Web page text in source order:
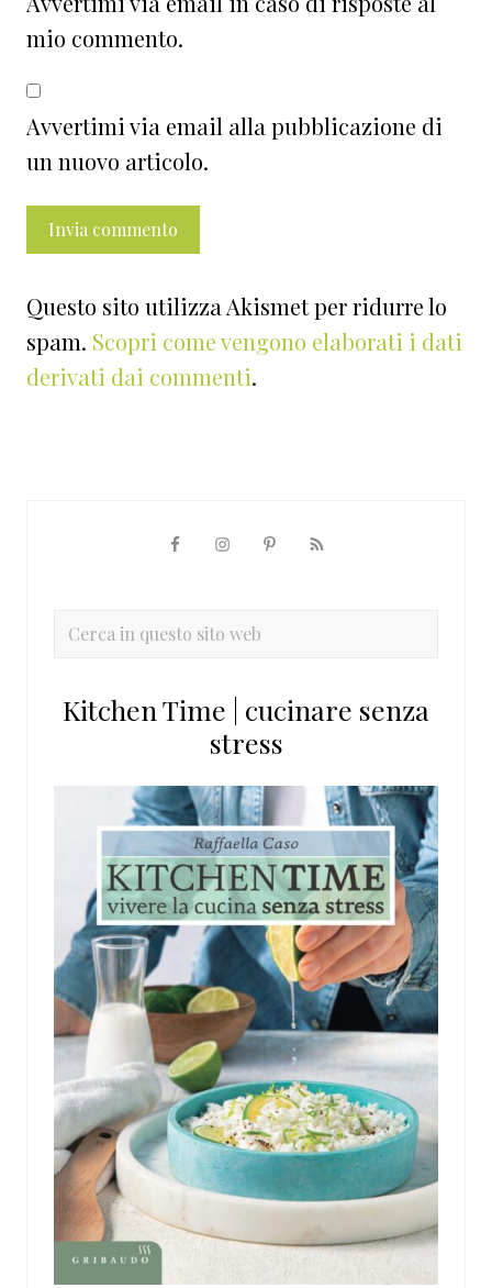
mio commento.
Avvertimi via email alla pubblicazione di
un nuovo articolo.
Questo sito utilizza Akismet per ridurre lo
spam. Scopri come vengono elaborati i dati
derivati dai commenti.
primaria
Cerca
sito
Kitchen Time | cucinare senza
stress